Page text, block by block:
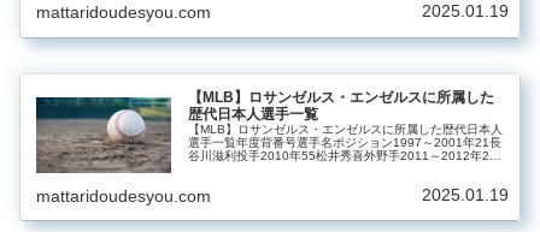
mattaridoudesyou.com 2025.01.19
【MLB】ロサンゼルス・エンゼルスに所属した
歴代日本人選手一覧
【MLB】ロサンゼルス・エンゼルスに所属した歴代日本人
選手一覧年度背番号選手名ポジション1997～2001年21長
谷川滋利投手2010年55松井秀喜外野手2011～2012年21
mattaridoudesyou.com 2025.01.19